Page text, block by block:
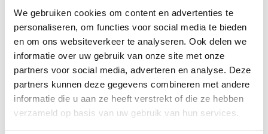
We gebruiken cookies om content en advertenties te
personaliseren, om functies voor social media te bieden
en om ons websiteverkeer te analyseren. Ook delen we
informatie over uw gebruik van onze site met onze
partners voor social media, adverteren en analyse. Deze
partners kunnen deze gegevens combineren met andere
informatie die u aan ze heeft verstrekt of die ze hebben
verzameld op basis van uw gebruik van hun services.
Bestellen
Toon
Ontdek wat klanten zeggen